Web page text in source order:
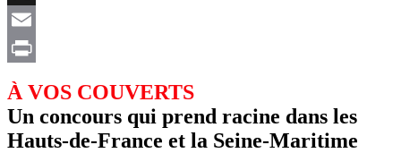
X
Email
À VOS COUVERTS
Un concours qui prend racine dans les
Hauts-de-France et la Seine-Maritime